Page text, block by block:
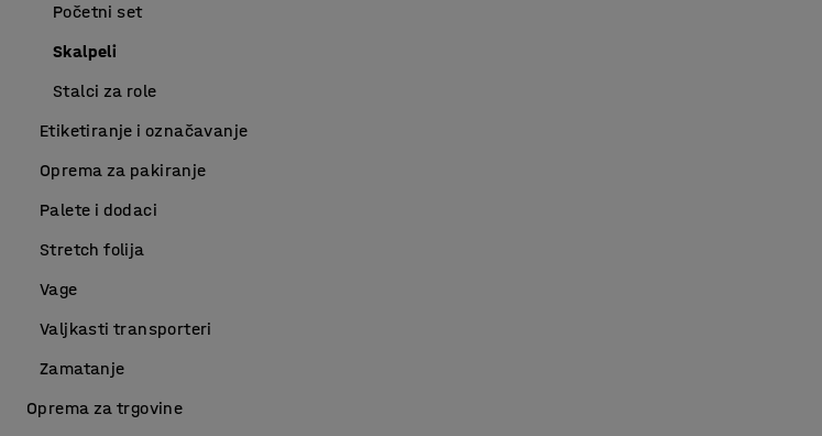
Početni set
Skalpeli
Stalci za role
Etiketiranje i označavanje
Oprema za pakiranje
Palete i dodaci
Stretch folija
Vage
Valjkasti transporteri
Zamatanje
Oprema za trgovine